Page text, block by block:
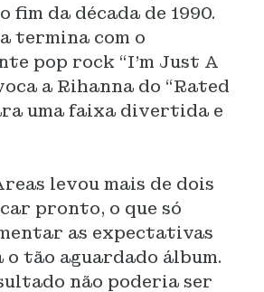
fim da década de 1990.
termina com o
pop rock “I’m Just A
a Rihanna do “Rated
uma faixa divertida e
levou mais de dois
pronto, o que só
as expectativas
o tão aguardado álbum.
não poderia ser